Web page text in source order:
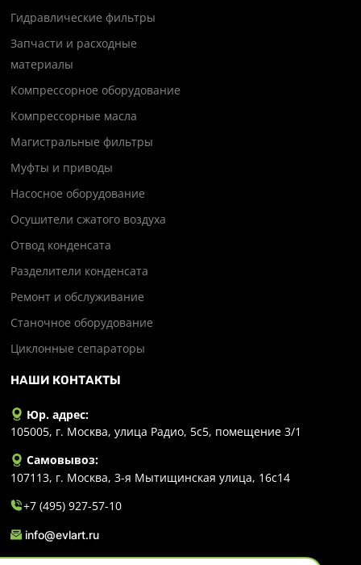
Гидравлические фильтры
Запчасти и расходные
материалы
Компрессорное оборудование
Компрессорные масла
Магистральные фильтры
Муфты и приводы
Насосное оборудование
Осушители сжатого воздуха
Отвод конденсата
Разделители конденсата
Ремонт и обслуживание
Станочное оборудование
Циклонные сепараторы
НАШИ КОНТАКТЫ
Юр. адрес:
105005, г. Москва, улица Радио, 5с5, помещение 3/1
Самовывоз:
107113, г. Москва, 3-я Мытищинская улица, 16с14
+7 (495) 927-57-10
info@evlart.ru